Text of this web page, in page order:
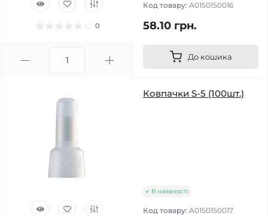
0
Код товару: A0150150016
58.10 грн.
До кошика
Ковпачки S-5 (100шт.)
В наявності
Код товару: A0150150017